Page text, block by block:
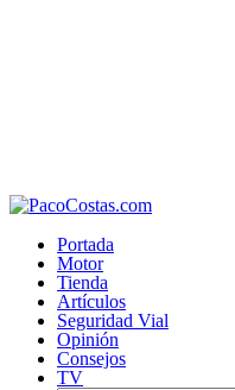
Portada
Motor
Tienda
Artículos
Seguridad Vial
Opinión
Consejos
TV